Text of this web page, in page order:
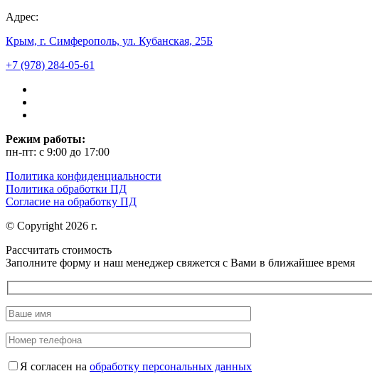
Адрес:
Крым, г. Симферополь, ул. Кубанская, 25Б
+7 (978) 284-05-61
Режим работы:
пн-пт: с 9:00 до 17:00
Политика конфиденциальности
Политика обработки ПД
Согласие на обработку ПД
© Copyright 2026 г.
Рассчитать стоимость
Заполните форму и наш менеджер свяжется с Вами в ближайшее время
Я согласен на обработку персональных данных